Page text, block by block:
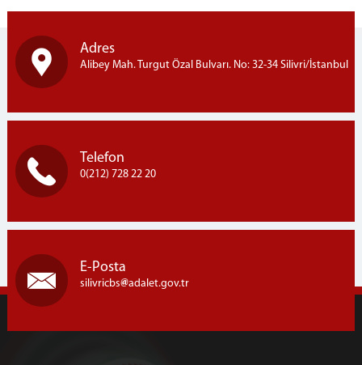
Adres
Alibey Mah. Turgut Özal Bulvarı. No: 32-34 Silivri/İstanbul
Telefon
0(212) 728 22 20
E-Posta
silivricbs adalet.gov.tr